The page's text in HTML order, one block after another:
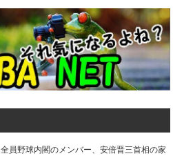
全員野球内閣のメンバー、安倍晋三首相の家